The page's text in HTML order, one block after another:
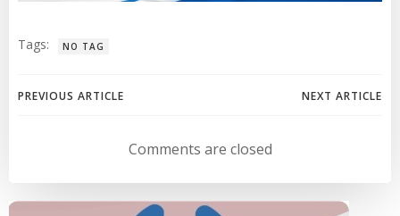
Tags: NO TAG
Navegación
entradas
PREVIOUS ARTICLE
Navegación
de
entradas
NEXT ARTICLE
Comments are closed